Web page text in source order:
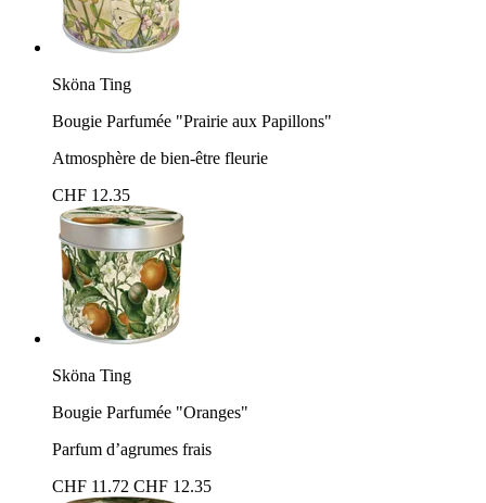
Sköna Ting
Bougie Parfumée "Prairie aux Papillons"
Atmosphère de bien-être fleurie
CHF 12.35
Sköna Ting
Bougie Parfumée "Oranges"
Parfum d’agrumes frais
CHF 11.72 CHF 12.35